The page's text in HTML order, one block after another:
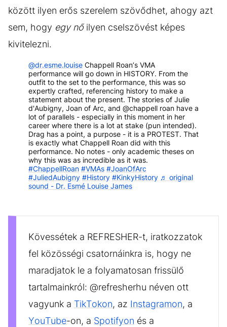
között ilyen erős szerelem szövődhet, ahogy azt
sem, hogy egy nőilyen cselszövést képes
kivitelezni.
@dr.esme.louise Chappell Roan’s VMA
performance will go down in HISTORY. From the
outfit to the set to the performance, this was so
expertly crafted, referencing history to make a
statement about the present. The stories of Julie
d'Aubigny, Joan of Arc, and @chappell roan have a
lot of parallels - especially in this moment in her
career where there is a lot at stake (pun intended).
Drag has a point, a purpose - it is a PROTEST. That
is exactly what Chappell Roan did with this
performance. No notes - only academic theses on
why this was as incredible as it was.
#ChappellRoan #VMAs #JoanOfArc
#JuliedAubigny #History #KinkyHistory ♬ original
sound - Dr. Esmé Louise James
Kövessétek a REFRESHER-t, iratkozzatok
fel közösségi csatornáinkra is, hogy ne
maradjatok le a folyamatosan frissülő
tartalmainkról: @refresherhu néven ott
vagyunk a TikTokon, az Instagramon, a
YouTube-on, a Spotifyon és a